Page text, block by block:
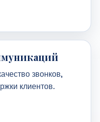
звонков,
клиентов.